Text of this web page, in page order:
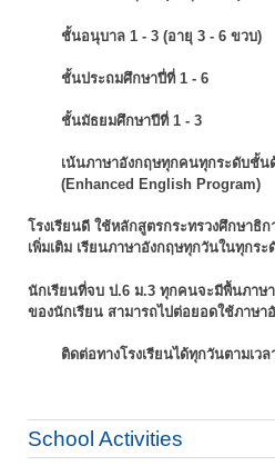
ชั้นอนุบาล 1 - 3 (อายุ 3 - 6 ขวบ)
ชั้นประถมศึกษาปี่ที่ 1 - 6
ชั้นมัธยมศึกษาปีที่ 1 - 3
เน้นภาษาอังกฤษทุกคนทุกระดับชั้น
(Enhanced English Program)
โรงเรียนดี ใช้หลักสูตรกระทรวงศึกษาธิ
เพิ่มเติม เรียนภาษาอังกฤษทุกวันในทุกร
นักเรียนที่จบ ป.6 ม.3 ทุกคนจะมีพื้นภาษ
ของนักเรียน สามารถไปต่อยอดใช้ภาษา
ติดต่อทางโรงเรียนได้ทุกวันตามเว
School Activities